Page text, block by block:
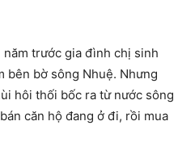
trước gia đình chị sinh
bên bờ sông Nhuệ. Nhưng
hôi thối bốc ra từ nước sông
căn hộ đang ở đi, rồi mua